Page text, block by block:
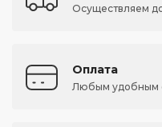
Осуществляем
Оплата
Любым удобным